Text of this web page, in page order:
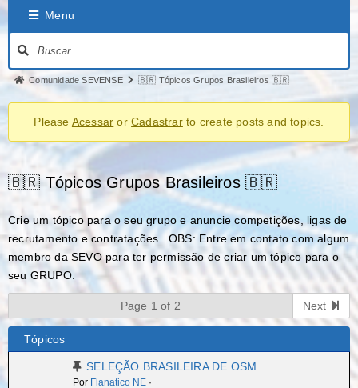
Menu
Comunidade SEVENSE 🇧🇷 Tópicos Grupos Brasileiros 🇧🇷
Please Acessar orCadastrarto create posts and topics.
🇧🇷 Tópicos Grupos Brasileiros 🇧🇷
Crie um tópico para o seu grupo e anuncie competições, ligas de
recrutamento e contratações.. OBS: Entre em contato com algum
membro da SEVO para ter permissão de criar um tópico para o
seu GRUPO.
Page 1 of 2 Next
Tópicos
SELEÇÃO BRASILEIRA DE OSM
Por Flanatico NE ·